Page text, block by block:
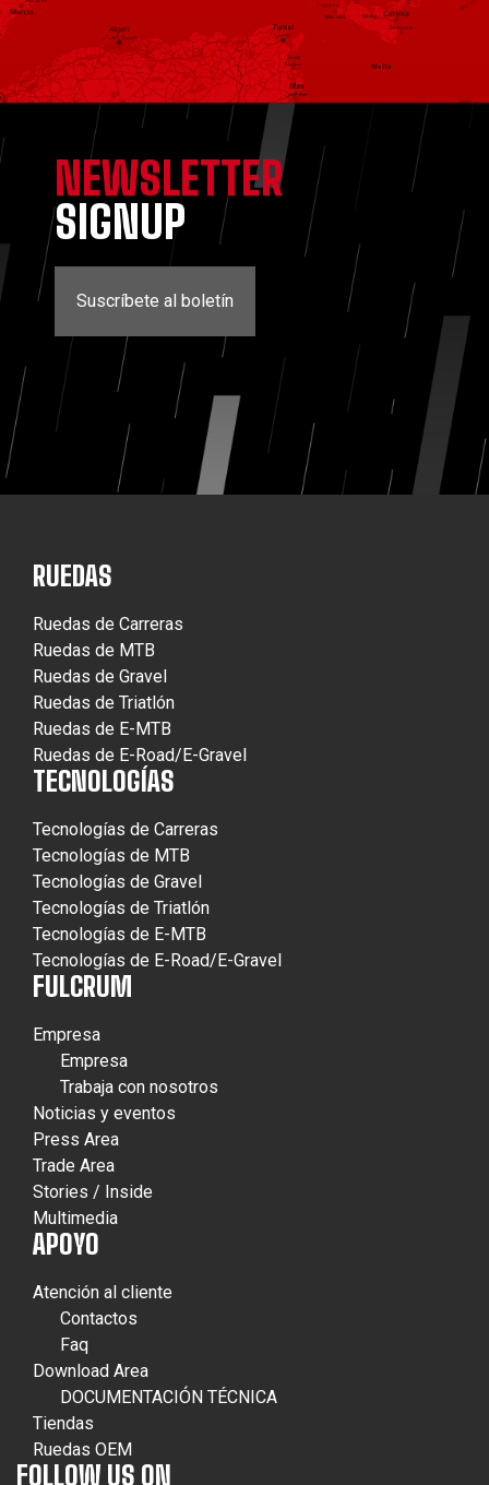
NEWSLETTER
SIGNUP
Suscríbete al boletín
RUEDAS
Ruedas de Carreras
Ruedas de MTB
Ruedas de Gravel
Ruedas de Triatlón
Ruedas de E-MTB
Ruedas de E-Road/E-Gravel
TECNOLOGÍAS
Tecnologías de Carreras
Tecnologías de MTB
Tecnologías de Gravel
Tecnologías de Triatlón
Tecnologías de E-MTB
Tecnologías de E-Road/E-Gravel
FULCRUM
Empresa
Empresa
Trabaja con nosotros
Noticias y eventos
Press Area
Trade Area
Stories / Inside
Multimedia
APOYO
Atención al cliente
Contactos
Faq
Download Area
DOCUMENTACIÓN TÉCNICA
Tiendas
Ruedas OEM
FOLLOW US ON